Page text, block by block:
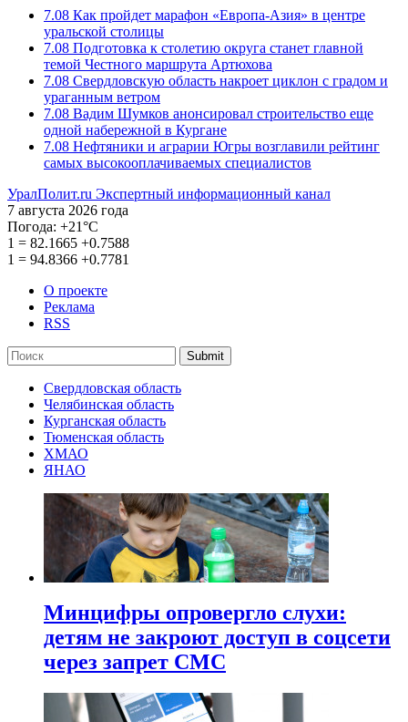
7.08 Как пройдет марафон «Европа-Азия» в центре
уральской столицы
7.08 Подготовка к столетию округа станет главной
темой Честного маршрута Артюхова
7.08 Свердловскую область накроет циклон с градом и
ураганным ветром
7.08 Вадим Шумков анонсировал строительство еще
одной набережной в Кургане
7.08 Нефтяники и аграрии Югры возглавили рейтинг
самых высокооплачиваемых специалистов
УралПолит.ru Экспертный информационный канал
7 августа 2026 года
Погода: +21°С
1 = 82.1665 +0.7588
1 = 94.8366 +0.7781
О проекте
Реклама
RSS
Submit
Свердловская область
Челябинская область
Курганская область
Тюменская область
ХМАО
ЯНАО
Минцифры опровергло слухи:
детям не закроют доступ в соцсети
через запрет СМС